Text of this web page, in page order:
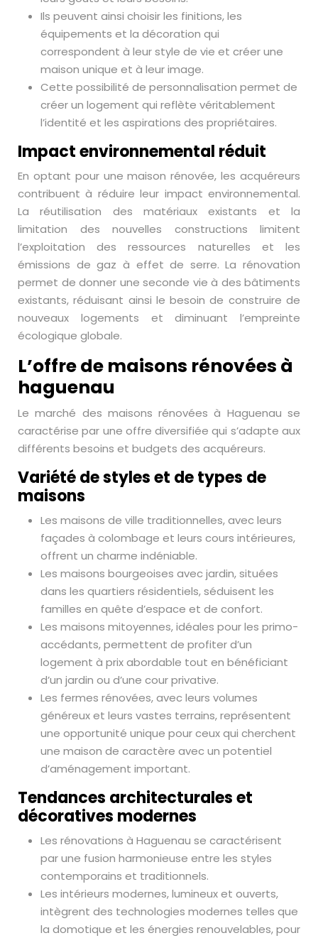
Ils peuvent ainsi choisir les finitions, les
équipements et la décoration qui
correspondent à leur style de vie et créer une
maison unique et à leur image.
Cette possibilité de personnalisation permet de
créer un logement qui reflète véritablement
l’identité et les aspirations des propriétaires.
Impact environnemental réduit
En optant pour une maison rénovée, les acquéreurs
contribuent à réduire leur impact environnemental.
La réutilisation des matériaux existants et la
limitation des nouvelles constructions limitent
l’exploitation des ressources naturelles et les
émissions de gaz à effet de serre. La rénovation
permet de donner une seconde vie à des bâtiments
existants, réduisant ainsi le besoin de construire de
nouveaux logements et diminuant l’empreinte
écologique globale.
L’offre de maisons rénovées à
haguenau
Le marché des maisons rénovées à Haguenau se
caractérise par une offre diversifiée qui s’adapte aux
différents besoins et budgets des acquéreurs.
Variété de styles et de types de
maisons
Les maisons de ville traditionnelles, avec leurs
façades à colombage et leurs cours intérieures,
offrent un charme indéniable.
Les maisons bourgeoises avec jardin, situées
dans les quartiers résidentiels, séduisent les
familles en quête d’espace et de confort.
Les maisons mitoyennes, idéales pour les primo-
accédants, permettent de profiter d’un
logement à prix abordable tout en bénéficiant
d’un jardin ou d’une cour privative.
Les fermes rénovées, avec leurs volumes
généreux et leurs vastes terrains, représentent
une opportunité unique pour ceux qui cherchent
une maison de caractère avec un potentiel
d’aménagement important.
Tendances architecturales et
décoratives modernes
Les rénovations à Haguenau se caractérisent
par une fusion harmonieuse entre les styles
contemporains et traditionnels.
Les intérieurs modernes, lumineux et ouverts,
intègrent des technologies modernes telles que
la domotique et les énergies renouvelables, pour